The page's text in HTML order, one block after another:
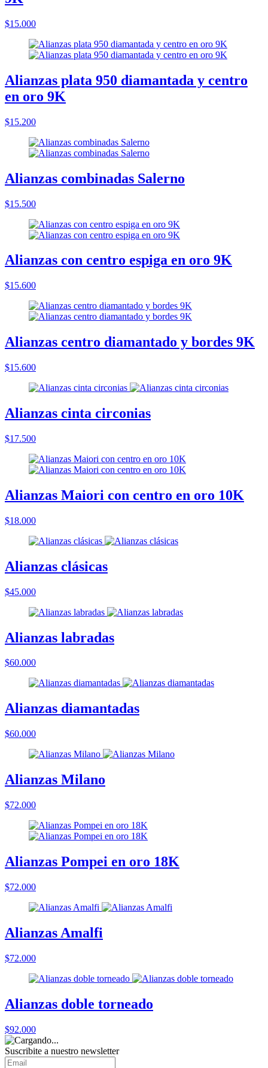
$15.000
Alianzas plata 950 diamantada y centro
en oro 9K
$15.200
Alianzas combinadas Salerno
$15.500
Alianzas con centro espiga en oro 9K
$15.600
Alianzas centro diamantado y bordes 9K
$15.600
Alianzas cinta circonias
$17.500
Alianzas Maiori con centro en oro 10K
$18.000
Alianzas clásicas
$45.000
Alianzas labradas
$60.000
Alianzas diamantadas
$60.000
Alianzas Milano
$72.000
Alianzas Pompei en oro 18K
$72.000
Alianzas Amalfi
$72.000
Alianzas doble torneado
$92.000
Suscribite a nuestro newsletter